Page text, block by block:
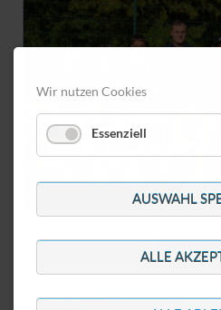
Wir nutzen Cookies
Essenziell
AUSWAHL
ALLE